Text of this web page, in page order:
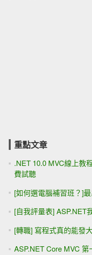
重點文章
.NET 10.0 MVC線上教
費試聽
[如何選電腦補習班？]
[自我評量表] ASP.NET
[轉職] 寫程式真的能發
ASP.NET Core MVC